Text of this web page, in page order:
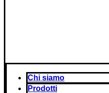
Chi siamo
Prodotti